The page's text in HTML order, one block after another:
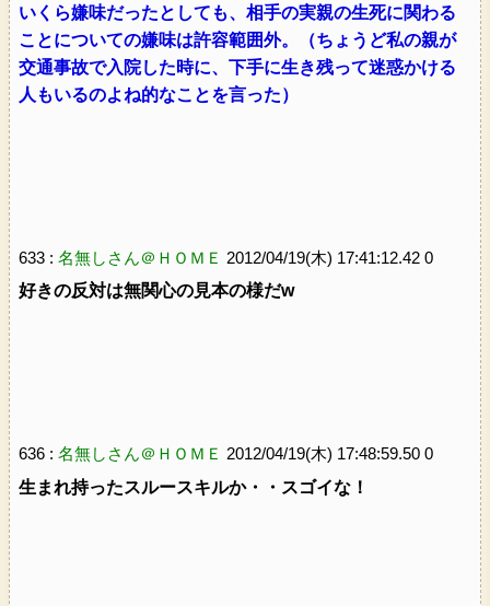
いくら嫌味だったとしても、相手の実親の生死に関わる
ことについての嫌味は許容範囲外。（ちょうど私の親が
交通事故で入院した時に、下手に生き残って迷惑かける
人もいるのよね的なことを言った）
633 : 名無しさん＠ＨＯＭＥ 2012/04/19(木) 17:41:12.42 0
好きの反対は無関心の見本の様だw
636 : 名無しさん＠ＨＯＭＥ 2012/04/19(木) 17:48:59.50 0
生まれ持ったスルースキルか・・スゴイな！